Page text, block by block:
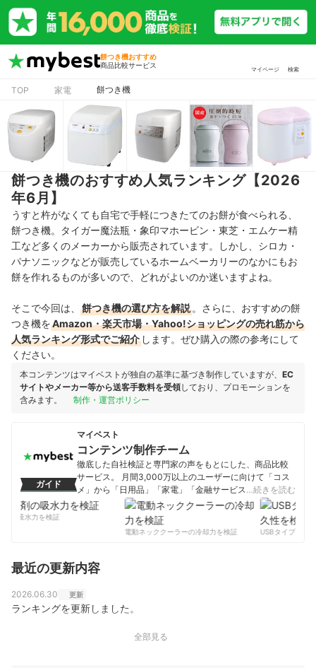
餅つき機おすすめ
商品比較サービス
マイページ 検索
TOP 家電 餅つき機
餅つき機のおすすめ人気ランキング【2026
年6月】
うすと杵がなくても自宅で手軽につきたてのお餅が食べられる、
餅つき機。タイガー魔法瓶・象印マホービン・東芝・エムケー精
工など多くのメーカーから販売されています。しかし、シロカ・
パナソニックなどが販売しているホームベーカリーのなかにもお
餅を作れるものが多いので、どれがよいのか迷いますよね。
そこで今回は、 餅つき機の選び方を解説 。さらに、おすすめの餅
つき機をAmazon・楽天市場・Yahoo!ショッピングの売れ筋から
人気ランキング形式でご紹介 します。ぜひ購入の際の参考にして
ください。
本コンテンツはマイベストが独自の基準に基づき制作していますが、 EC
サイトやメーカー等から送客手数料を受領しており、プロモーションを
含みます。
制作・運営ポリシー
ガイド
マイベスト
コンテンツ制作チーム
徹底した自社検証と専門家の声をもとにした、商品比較
サービス。 月間3,000万以上のユーザーに向けて「コス
メ」から「日用品」「家電」「金融サービス」まで、ベ
ストな商品を選んでもらうために、毎日コンテンツを制
コンテンツ制作チームのプロフィール
…続きを読む
の吸水力を検証
電動ネッククーラーの冷却力を検証
USBタイプCケー
最近の更新内容
2026.06.30 更新
ランキングを更新しました。
全部見る